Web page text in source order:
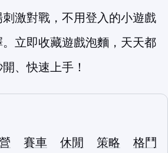
激對戰，不用登入的小遊戲
立即收藏遊戲泡麵，天天都
、快速上手！
賽車 休閒 策略
格鬥